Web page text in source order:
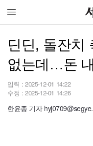
딘딘, 돌잔치
없는데…돈
입력 : 2025-12-01 14:22
수정 : 2025-12-01 14:26
한윤종 기자